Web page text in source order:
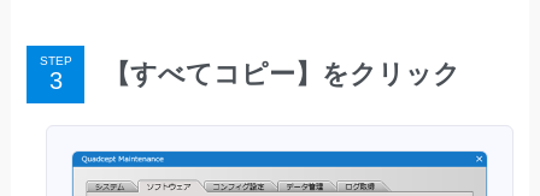
STEP 【すべてコピー】をクリック